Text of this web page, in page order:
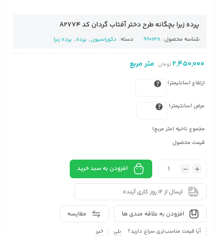
پرده زبرا بچگانه طرح دختر آفتاب گردان کد A2774
شناسه محصول: 920138 دسته: دکوراسیون, پرده, پرده زبرا
2,450,000 تومان متر مربع
ارتفاع (سانتیمتر)
عرض (سانتیمتر)
مجموع ناحیه (متر مربع)
قیمت محصول
افزودن به سبد خرید
ارسال از 12 روز کاری آینده
مقایسه افزودن به علاقه مندی ها
آیا قیمت مناسب‌تری سراغ دارید؟ بلی خیر